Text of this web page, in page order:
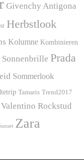
Givenchy Antigona
Herbstlook
Kolumne Kombinieren
Sonnenbrille Prada
Sommerlook
Tamaris Trend2017
Valentino Rockstud
Zara